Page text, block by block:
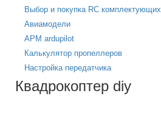
Выбор и покупка RC комплектующих
Авиамодели
APM ardupilot
Калькулятор пропеллеров
Настройка передатчика
Квадрокоптер diy